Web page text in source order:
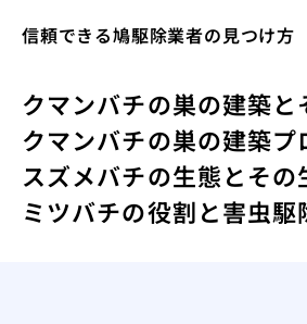
信頼できる鳩駆除業者の見つけ方
クマンバチの巣の建築
クマンバチの巣の建築
スズメバチの生態とその
ミツバチの役割と害虫駆